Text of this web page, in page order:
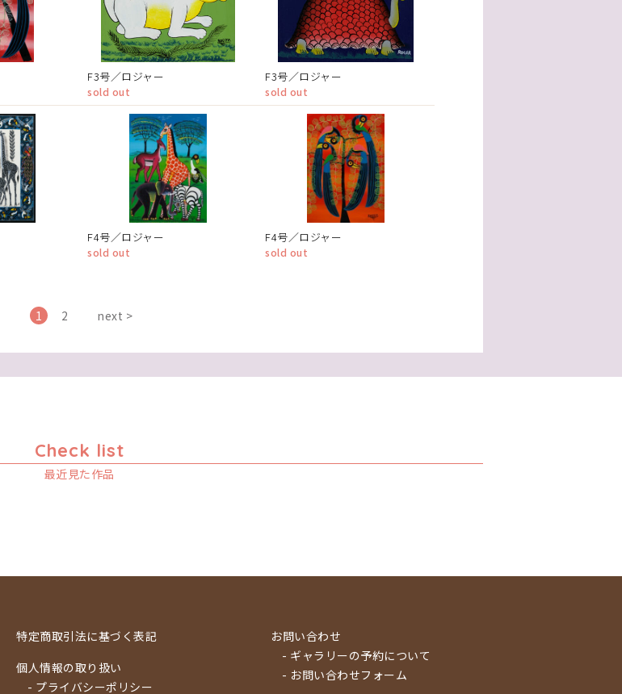
F3号／ロジャー
sold out
F3号／ロジャー
sold out
F4号／ロジャー
sold out
F4号／ロジャー
sold out
1 2 next >
Check list
最近見た作品
特定商取引法に基づく表記
個人情報の取り扱い
- プライバシーポリシー
お問い合わせ
- ギャラリーの予約について
- お問い合わせフォーム